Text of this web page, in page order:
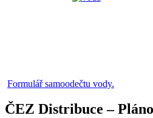
Formulář samoodečtu vody.
ČEZ Distribuce –